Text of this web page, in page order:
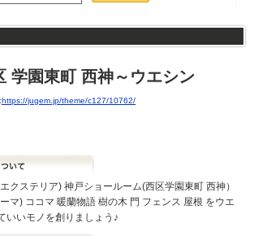
学園東町 西神～ウエシン
https://jugem.jp/theme/c127/10762/
クステリア) 神戸ショールーム(西区学園東町 西神）
マ) ココマ 暖蘭物語 樹の木 門 フェンス 屋根 をウエ
いいモノを創りましょう♪